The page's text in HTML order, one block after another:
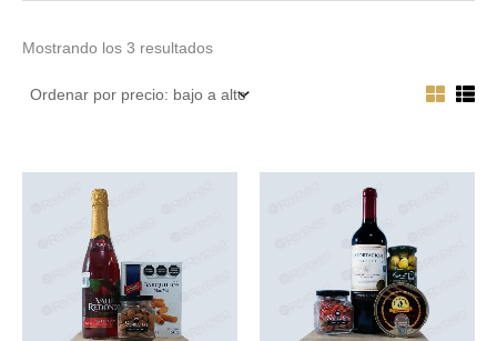
Mostrando los 3 resultados